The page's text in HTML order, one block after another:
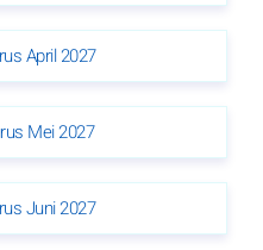
April 2027
Mei 2027
Juni 2027